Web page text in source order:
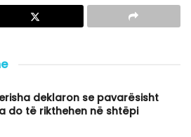
deklaron se pavarësisht
do të rikthehen në shtëpi